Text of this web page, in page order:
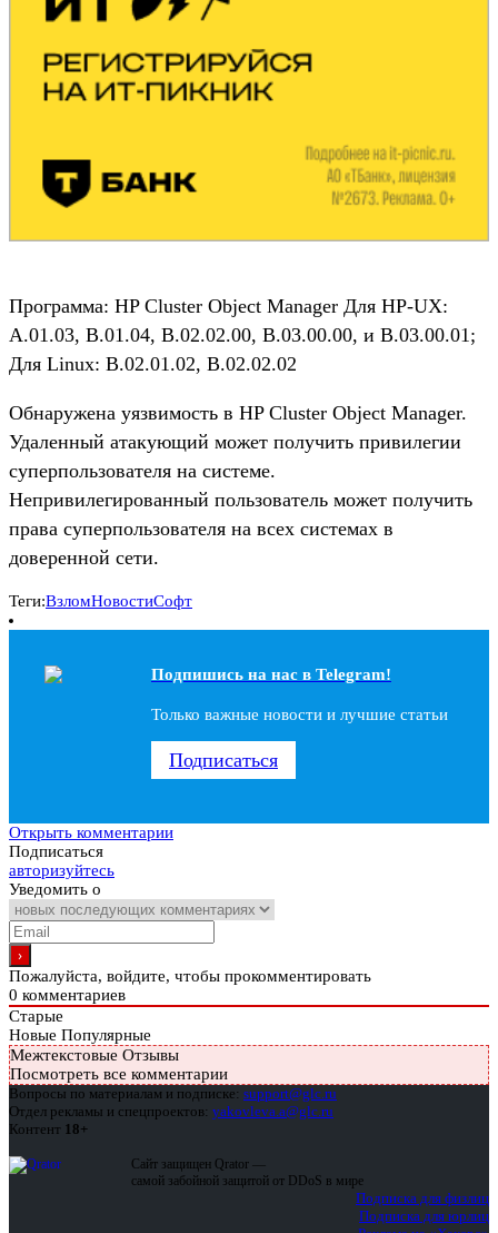
Программа: HP Cluster Object Manager Для HP-UX:
A.01.03, B.01.04, B.02.02.00, B.03.00.00, и B.03.00.01;
Для Linux: B.02.01.02, B.02.02.02
Обнаружена уязвимость в HP Cluster Object Manager.
Удаленный атакующий может получить привилегии
суперпользователя на системе.
Непривилегированный пользователь может получить
права суперпользователя на всех системах в
доверенной сети.
Теги:ВзломНовостиСофт
Подпишись на наc в Telegram!
Только важные новости и лучшие статьи
Подписаться
Открыть комментарии
Подписаться
авторизуйтесь
Уведомить о
Пожалуйста, войдите, чтобы прокомментировать
0 комментариев
Старые
Новые Популярные
Межтекстовые Отзывы
Посмотреть все комментарии
Вопросы по материалам и подписке: support@glc.ru
Отдел рекламы и спецпроектов: yakovleva.a@glc.ru
Контент 18+
Сайт защищен Qrator —
самой забойной защитой от DDoS в мире
Подписка для физлиц
Подписка для юрлиц